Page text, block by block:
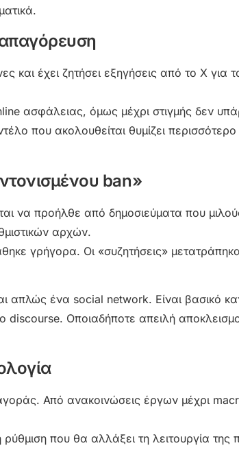
και έχει ζητήσει εξηγήσεις από το X για
ασφάλειας, όμως μέχρι στιγμής δεν
που ακολουθείται θυμίζει περισσότερο
ban»
να προήλθε από δημοσιεύματα που
αρχών.
γρήγορα. Οι «συζητήσεις»
ένα social network. Είναι βασικό
discourse. Οποιαδήποτε απειλή
Από ανακοινώσεις έργων μέχρι
που θα αλλάξει τη λειτουργία